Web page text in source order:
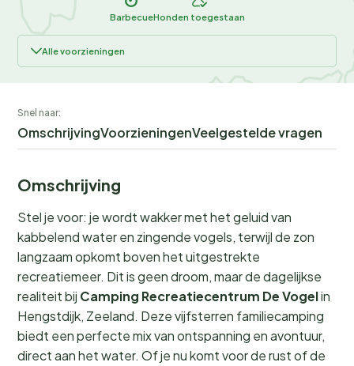
BarbecueHonden toegestaan
Alle voorzieningen
Snel naar:
OmschrijvingVoorzieningenVeelgestelde vragen
Omschrijving
Stel je voor: je wordt wakker met het geluid van
kabbelend water en zingende vogels, terwijl de zon
langzaam opkomt boven het uitgestrekte
recreatiemeer. Dit is geen droom, maar de dagelijkse
realiteit bij Camping Recreatiecentrum De Vogelin
Hengstdijk, Zeeland. Deze vijfsterren familiecamping
biedt een perfecte mix van ontspanning en avontuur,
direct aan het water. Of je nu komt voor de rust of de